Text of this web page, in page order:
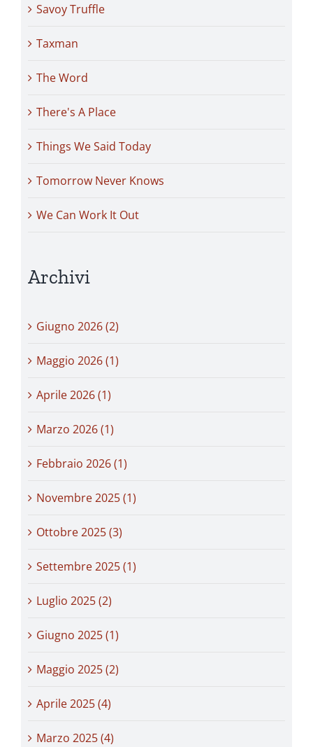
Savoy Truffle
Taxman
The Word
There's A Place
Things We Said Today
Tomorrow Never Knows
We Can Work It Out
Archivi
Giugno 2026 (2)
Maggio 2026 (1)
Aprile 2026 (1)
Marzo 2026 (1)
Febbraio 2026 (1)
Novembre 2025 (1)
Ottobre 2025 (3)
Settembre 2025 (1)
Luglio 2025 (2)
Giugno 2025 (1)
Maggio 2025 (2)
Aprile 2025 (4)
Marzo 2025 (4)